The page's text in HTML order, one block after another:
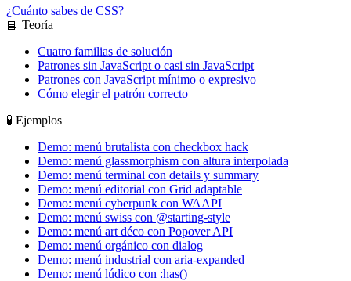
¿Cuánto sabes de CSS?
📘 Teoría
Cuatro familias de solución
Patrones sin JavaScript o casi sin JavaScript
Patrones con JavaScript mínimo o expresivo
Cómo elegir el patrón correcto
🧪 Ejemplos
Demo: menú brutalista con checkbox hack
Demo: menú glassmorphism con altura interpolada
Demo: menú terminal con details y summary
Demo: menú editorial con Grid adaptable
Demo: menú cyberpunk con WAAPI
Demo: menú swiss con @starting-style
Demo: menú art déco con Popover API
Demo: menú orgánico con dialog
Demo: menú industrial con aria-expanded
Demo: menú lúdico con :has()